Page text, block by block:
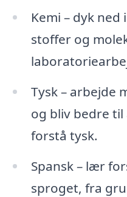
Kemi – dyk ned
stoffer og
Tysk – arbejde
og bliv bedre
forstå tysk.
Spansk – lær
sproget, fra